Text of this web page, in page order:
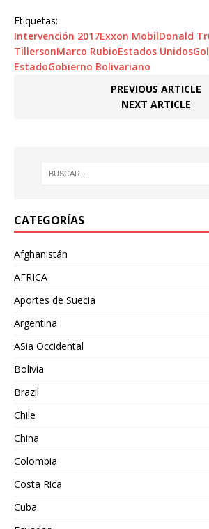
Etiquetas:
Intervención 2017Exxon MobilDonald
TillersonMarco RubioEstados Unidos
EstadoGobierno Bolivariano
PREVIOUS ARTICLE
NEXT ARTICLE
CATEGORÍAS
Afghanistán
AFRICA
Aportes de Suecia
Argentina
ASia Occidental
Bolivia
Brazil
Chile
China
Colombia
Costa Rica
Cuba